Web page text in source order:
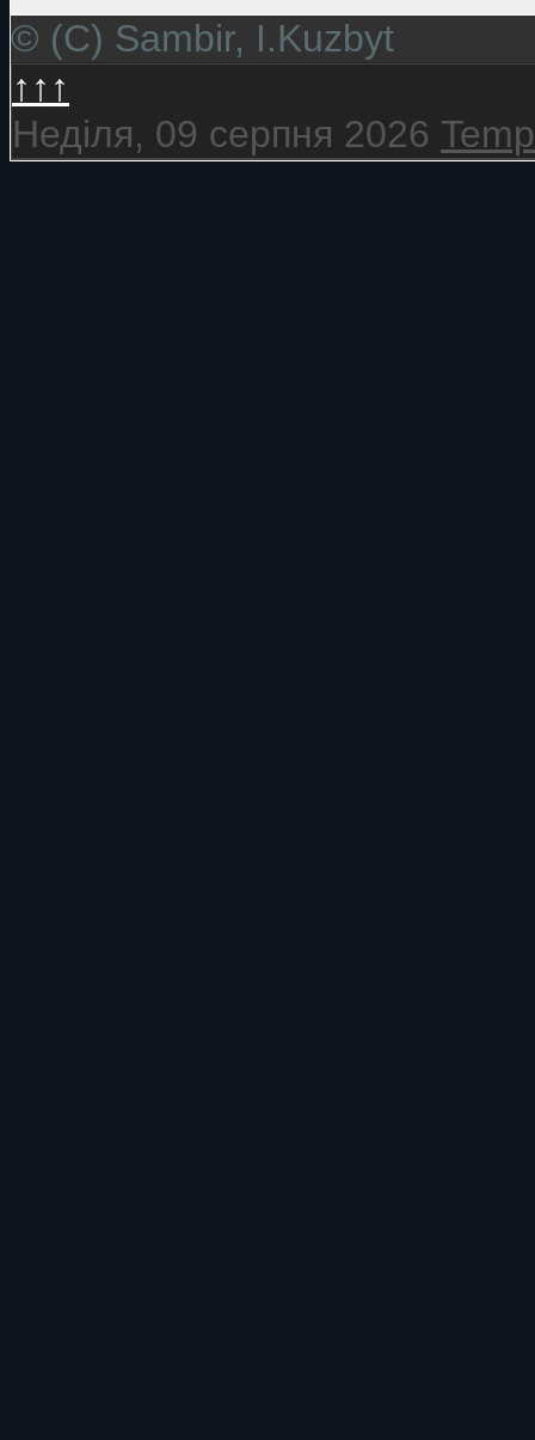
© (C) Sambir, I.Kuzbyt
↑↑↑
Неділя, 09 серпня 2026